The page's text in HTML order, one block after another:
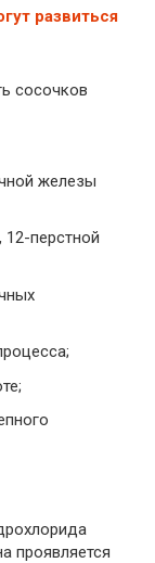
развиться
сосочков
железы
перстной
проявляется